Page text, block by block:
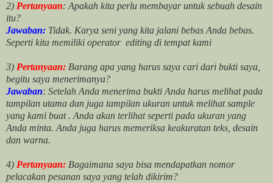
2) Pertanyaan: Apakah kita perlu membayar untuk sebuah desain
itu?
Jawaban: Tidak. Karya seni yang kita jalani bebas Anda bebas.
Seperti kita memiliki operator editing di tempat kami
3) Pertanyaan: Barang apa yang harus saya cari dari bukti saya,
begitu saya menerimanya?
Jawaban: Setelah Anda menerima bukti Anda harus melihat pada
tampilan utama dan juga tampilan ukuran untuk melihatsample
yang kami buat . Anda akan terlihat seperti pada ukuran yang
Anda minta. Anda juga harus memeriksa keakuratan teks, desain
dan warna.
4) Pertanyaan: Bagaimana saya bisa mendapatkan nomor
pelacakan pesanan saya yang telah dikirim?